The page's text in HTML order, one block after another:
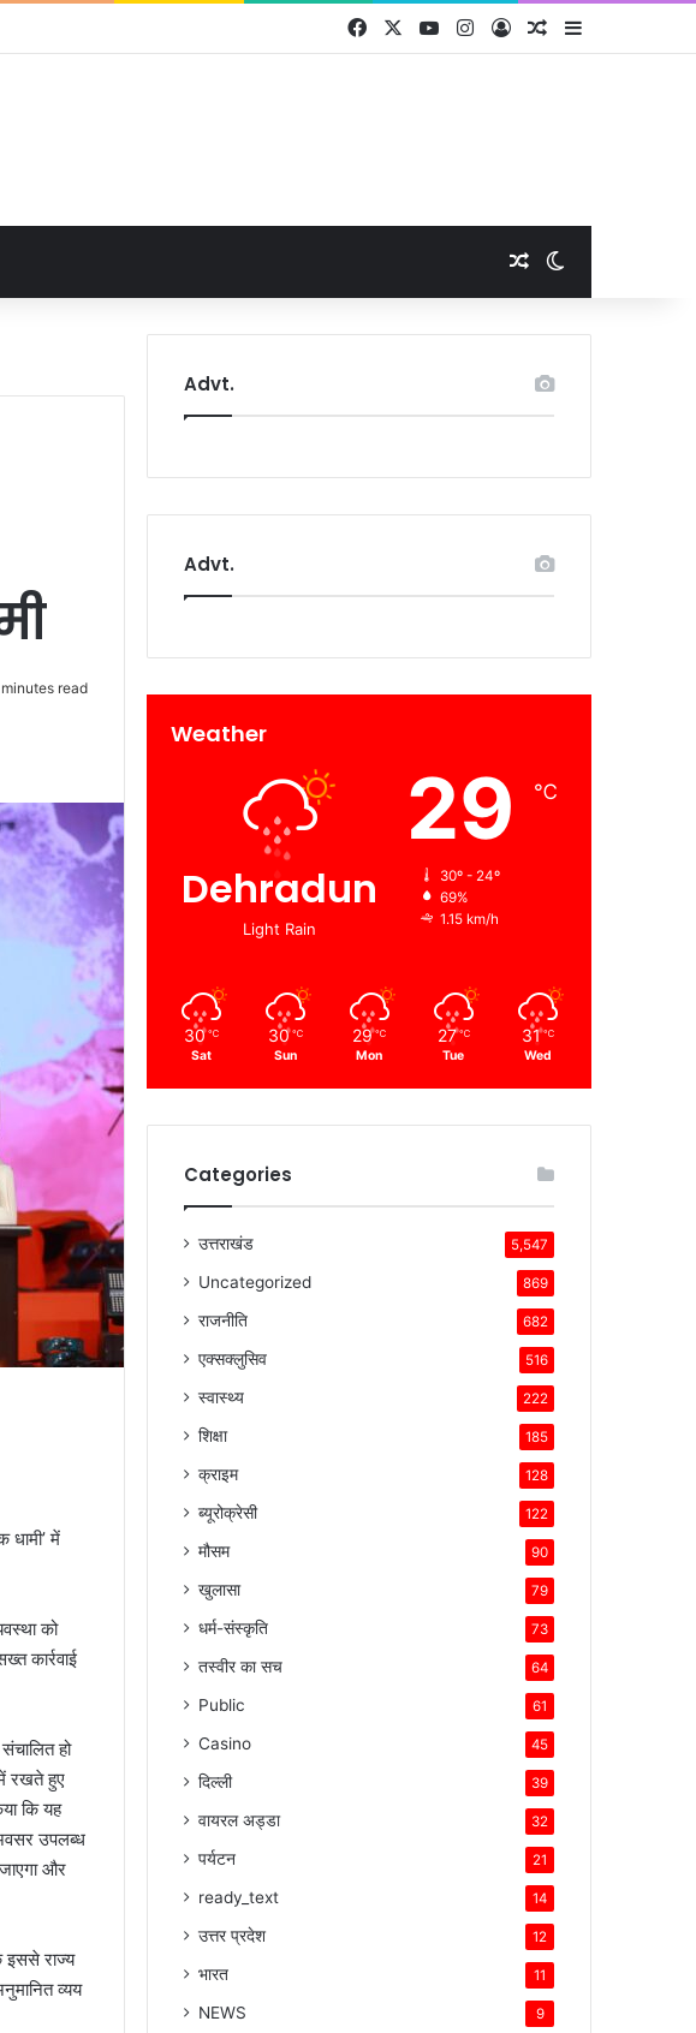
Facebook YouTubeInstagram
Log InRandom Article
Random Article
read
धामी’ में
को
कार्रवाई
हो
में रखते हुए
कि यह
अवसर उपलब्ध
और
इससे राज्य
व्यय
Advt.
Advt.
Weather
Dehradun
Light Rain
29 ℃
30º - 24º
69%
1.15 km/h
30 ℃
Sat
30 ℃
Sun
29 ℃
Mon
27 ℃
Tue
31 ℃
Wed
Categories
उत्तराखंड 5,547
Uncategorized 869
राजनीति 682
एक्सक्लुसिव 516
स्वास्थ्य 222
शिक्षा 185
क्राइम 128
ब्यूरोक्रेसी 122
मौसम 90
खुलासा 79
धर्म-संस्कृति 73
तस्वीर का सच 64
Public 61
Casino 45
दिल्ली 39
वायरल अड्डा 32
पर्यटन 21
ready_text 14
उत्तर प्रदेश 12
भारत 11
NEWS 9